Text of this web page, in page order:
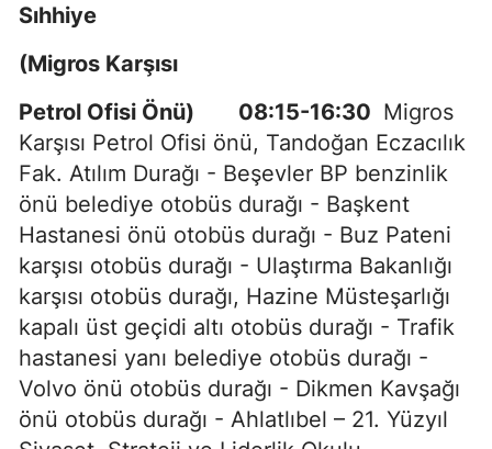
Sıhhiye
(Migros Karşısı
Petrol Ofisi Önü) 08:15-16:30 Migros
Karşısı Petrol Ofisi önü, Tandoğan Eczacılık
Fak. Atılım Durağı - Beşevler BP benzinlik
önü belediye otobüs durağı - Başkent
Hastanesi önü otobüs durağı - Buz Pateni
karşısı otobüs durağı - Ulaştırma Bakanlığı
karşısı otobüs durağı, Hazine Müsteşarlığı
kapalı üst geçidi altı otobüs durağı - Trafik
hastanesi yanı belediye otobüs durağı -
Volvo önü otobüs durağı - Dikmen Kavşağı
önü otobüs durağı - Ahlatlıbel – 21. Yüzyıl